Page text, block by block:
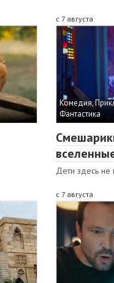
с 7 августа
Комедия,
Фантастика
Дети здесь не
с 7 августа